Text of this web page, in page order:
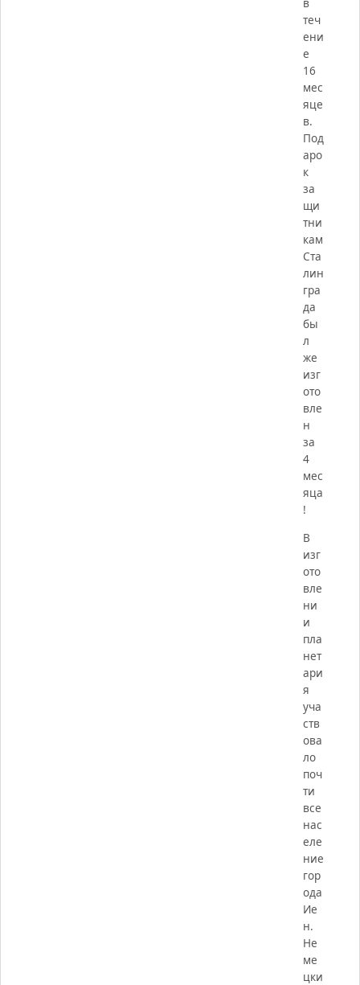
теч
ени
е
16
мес
яце
в.
Под
аро
к
за
щи
тни
кам
Ста
лин
гра
да
бы
л
же
изг
ото
вле
н
за
4
мес
яца
!
В
изг
ото
вле
ни
и
пла
нет
ари
я
уча
ств
ова
ло
поч
ти
все
нас
еле
ние
гор
ода
Ие
н.
Не
ме
цки